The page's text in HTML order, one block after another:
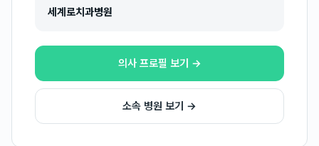
세계로치과병원
의사 프로필 보기 →
소속 병원 보기 →